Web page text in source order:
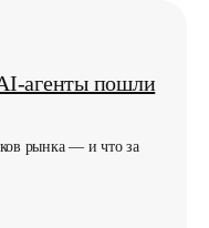
агенты пошли
рынка — и что за